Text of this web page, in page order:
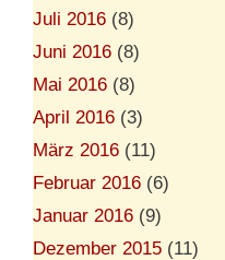
Juli 2016 (8)
Juni 2016 (8)
Mai 2016 (8)
April 2016 (3)
März 2016 (11)
Februar 2016 (6)
Januar 2016 (9)
Dezember 2015 (11)